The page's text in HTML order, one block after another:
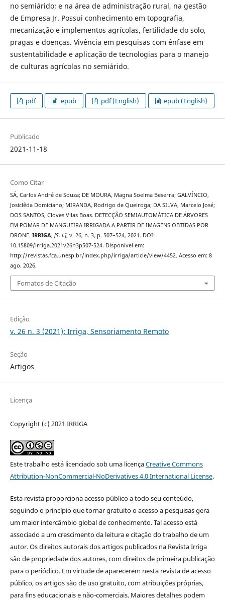
no semiárido; e na área de administração rural, na gestão
de Empresa Jr. Possui conhecimento em topografia,
mecanização e implementos agrícolas, fertilidade do solo,
pragas e doenças. Vivência em pesquisas com ênfase em
sustentabilidade e aplicação de tecnologias para o manejo
de culturas agrícolas no semiárido.
pdf epub pdf (English) epub (English)
Publicado
2021-11-18
Como Citar
SÁ, Carlos André de Souza; DE MOURA, Magna Soelma Beserra; GALVÍNCIO,
Josiclêda Domiciano; MIRANDA, Rodrigo de Queiroga; DA SILVA, Marcelo José;
DOS SANTOS, Cloves Vilas Boas. DETECÇÃO SEMIAUTOMÁTICA DE ÁRVORES
EM POMAR DE MANGUEIRA IRRIGADA A PARTIR DE IMAGENS OBTIDAS POR
DRONE. IRRIGA, [S. l.], v. 26, n. 3, p. 507–524, 2021. DOI:
10.15809/irriga.2021v26n3p507-524. Disponível em:
http://revistas.fca.unesp.br/index.php/irriga/article/view/4452. Acesso em: 8
ago. 2026.
Fomatos de Citação
Edição
v. 26 n. 3 (2021): Irriga, Sensoriamento Remoto
Seção
Artigos
Licença
Copyright (c) 2021 IRRIGA
Este trabalho está licenciado sob uma licençaCreative Commons
Attribution-NonCommercial-NoDerivatives 4.0 International License.
Esta revista proporciona acesso público a todo seu conteúdo,
seguindo o princípio que tornar gratuito o acesso a pesquisas gera
um maior intercâmbio global de conhecimento. Tal acesso está
associado a um crescimento da leitura e citação do trabalho de um
autor. Os direitos autorais dos artigos publicados na Revista Irriga
são de propriedade dos autores, com direitos de primeira publicação
para o periódico. Em virtude de aparecerem nesta revista de acesso
público, os artigos são de uso gratuito, com atribuições próprias,
para fins educacionais e não-comerciais. Maiores detalhes podem